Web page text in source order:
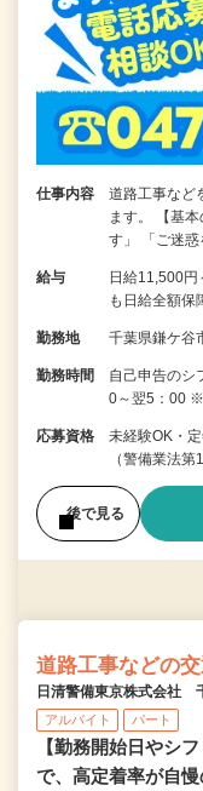
仕事内容
道路工事など
ます。 【基
す」 「ご迷
給与
日給11,500
も日給全額保
勤務地 千葉県鎌ケ
勤務時間
自己申告のシ
0～翌5：00
応募資格
未経験OK・
（警備業法
後で見る
道路工事などの
日清警備東京株式会社
アルバイト パート
【勤務開始日やシ
で、高定着率が自